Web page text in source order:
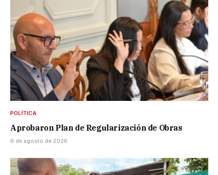
POLÍTICA
Aprobaron Plan de Regularización de Obras
6 de agosto de 2026